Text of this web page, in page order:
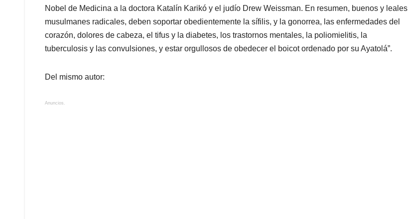
Nobel de Medicina a la doctora Katalín Karikó y el judío Drew Weissman. En resumen, buenos y leales
musulmanes radicales, deben soportar obedientemente la sífilis, y la gonorrea, las enfermedades del
corazón, dolores de cabeza, el tifus y la diabetes, los trastornos mentales, la poliomielitis, la
tuberculosis y las convulsiones, y estar orgullosos de obedecer el boicot ordenado por su Ayatolá”.
Del mismo autor:
Anuncios.